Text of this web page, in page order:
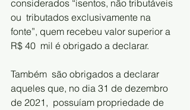
considerados “isentos, não tributáveis
ou  tributados exclusivamente na
fonte”, quem recebeu valor superior a
R$ 40  mil é obrigado a declarar.
Também  são obrigados a declarar
aqueles que, no dia 31 de dezembro
de 2021,  possuíam propriedade de